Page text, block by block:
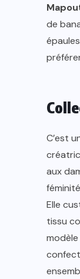
de
C’est
aux
Elle
tissu